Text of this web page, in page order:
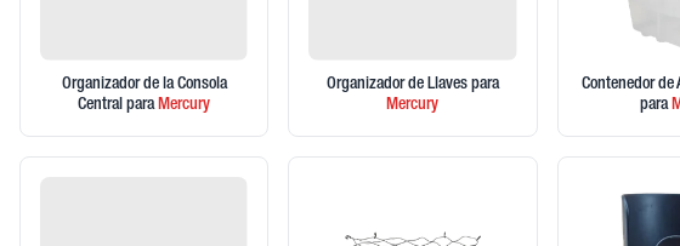
Organizador de la Consola
Central paraMercury
Organizador de Llaves para
Mercury
Contenedor de
para